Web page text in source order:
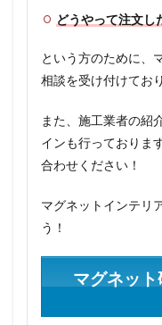
どうやって注文し
という方のために、
相談を受け付けてお
また、施工業者の紹
インも行っておりま
合わせください！
マグネットインテリ
う！
マグネッ